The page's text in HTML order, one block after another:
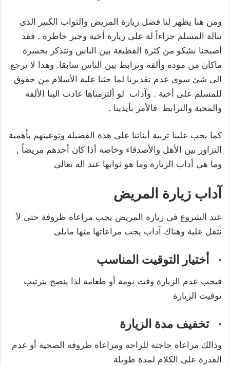
ومن هنا يظهر لنا فضل زيارة المريض والثواب الكبير الذى
ينالة المسلم جزاءاً لة على زيارة أخية وجبر خاطرة . فقد
أصبحنا نشكو من كثرة القطيعة بين الناس ونتذكر بحسرة
ماكان من موده وألفة وترابط بين الناس سابقا. وهذا لا يرجع
الى شئ سوى عدم تقديرنا لما حثنا علية الأسلام من حقوق
للمسلم على أخية . وآداب لو ألتزمناها عادت الينا الألفة
والمحبة والترابط فالأمر بأيدينا .
كما يجب علينا تربية أبنائنا على هذة الفضيلة وتوعيتهم بأهمية
التزاور بين الأهل والأصدقاء وخاصة أذا كان أحدهم مريضاً ,
وما هى أداب الزيارة وما هو ثوابها عند اله تعالى
آداب زيارة المريض
عند الشروع فى زيارة المريض يجب مراعاة ظروفة حتى لأ
نثقل علية وهناك آداب يجب مراعاتها منها مايلى
· أختيار التوقيت المناسب
فيجب عدم الزيارة وقت نومة أو طعامة لذا ينصح بترتيب
توقيت الزيارة
·تخفيف مدة الزيارة
وذالك مراعاة حاجتة للراحة ومراعاة ظروفة الصحية أو عدم
القدرة على الكلام لمدة طويلة